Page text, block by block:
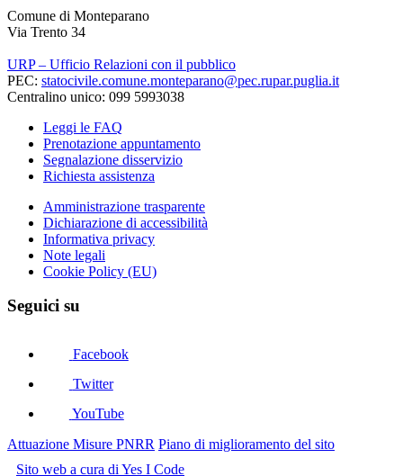
Comune di Monteparano
Via Trento 34
URP – Ufficio Relazioni con il pubblico
PEC: statocivile.comune.monteparano@pec.rupar.puglia.it
Centralino unico: 099 5993038
Leggi le FAQ
Prenotazione appuntamento
Segnalazione disservizio
Richiesta assistenza
Amministrazione trasparente
Dichiarazione di accessibilità
Informativa privacy
Note legali
Cookie Policy (EU)
Seguici su
Facebook
Twitter
YouTube
Attuazione Misure PNRR Piano di miglioramento del sito
Sito web a cura di Yes I Code